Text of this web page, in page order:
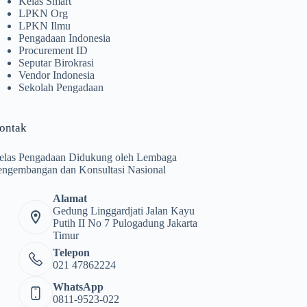
LPKN Org
LPKN Ilmu
Pengadaan Indonesia
Procurement ID
Seputar Birokrasi
Vendor Indonesia
Sekolah Pengadaan
Pengadaan Didukung oleh Lembaga
dan Konsultasi Nasional
Alamat
Gedung Linggardjati Jalan Kayu
Putih II No 7 Pulogadung Jakarta
Timur
Telepon
021 47862224
WhatsApp
0811-9523-022